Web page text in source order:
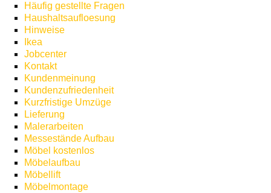
Häufig gestellte Fragen
Haushaltsaufloesung
Hinweise
Ikea
Jobcenter
Kontakt
Kundenmeinung
Kundenzufriedenheit
Kurzfristige Umzüge
Lieferung
Malerarbeiten
Messestände Aufbau
Möbel kostenlos
Möbelaufbau
Möbellift
Möbelmontage